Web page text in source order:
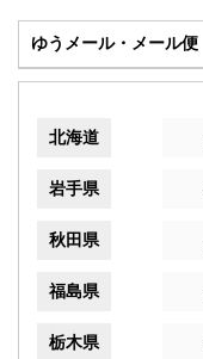
ゆうメール・メール便
北海道
岩手県
秋田県
福島県
栃木県